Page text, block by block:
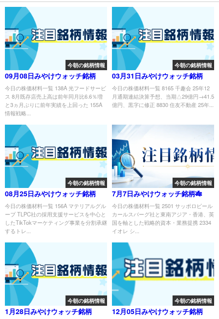
今朝の銘柄情報
09月08日みやけウォッチ銘柄
今日の株価材料一覧 138A 光フードサービ
ス 8月既存店売上高は前年同月比6.6％増
と3ヵ月ぶりに前年実績を上回った 155A
情報戦略...
今朝の銘柄情報
03月31日みやけウォッチ銘柄
今日の株価材料一覧 8165 千趣会 25年12
月通期連結決算予想、当期△29億円→41.5
億円、黒字に修正 8830 住友不動産 25年...
今朝の銘柄情報
08月25日みやけウォッチ銘柄
今日の株価材料一覧 156A マテリアルグル
ープ TLPC社の採用支援サービスを中心と
したTikTokマーケティング事業を分割承継
するトレ...
今朝の銘柄情報
7月7日みやけウォッチ銘柄🎋
今日の株価材料一覧 2501 サッポロビール
カールスバーグ社と東南アジア・香港、英
国を軸とした戦略的資本・業務提携 2334
イオレ シ...
今朝の銘柄情報
1月28日みやけウォッチ銘柄
今朝の銘柄情報
12月05日みやけウォッチ銘柄